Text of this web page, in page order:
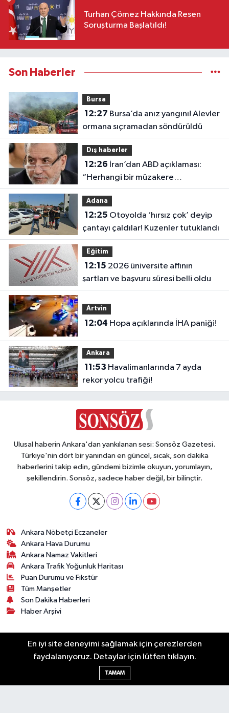
Turhan Çömez Hakkında Resen
Soruşturma Başlatıldı!
Son Haberler
Bursa
12:27
ormana sıçramadan söndürüldü
Dış haberler
12:26
“Herhangi bir müzakere
yürütmüyoruz”
Adana
12:25
çantayı çaldılar! Kuzenler tutuklandı
Eğitim
12:15
şartları ve başvuru süresi belli oldu
Artvin
12:04 Hopa açıklarında İHA paniği!
Ankara
11:53
rekor yolcu trafiği!
Ulusal haberin Ankara'dan yankılanan sesi: Sonsöz Gazetesi.
Türkiye'nin dört bir yanından en güncel, sıcak, son dakika
haberlerini takip edin, gündemi bizimle okuyun, yorumlayın,
şekillendirin. Sonsöz, sadece haber değil, bir bilinçtir.
Ankara Nöbetçi Eczaneler
Ankara Hava Durumu
Ankara Namaz Vakitleri
Ankara Trafik Yoğunluk Haritası
Puan Durumu ve Fikstür
Tüm Manşetler
Son Dakika Haberleri
Haber Arşivi
Künye Ekonomi Gündem Yazarlar
Spor
Sonsöz Özel
En iyi site deneyimi sağlamak için çerezlerden
faydalanıyoruz. Detaylar için lütfen tıklayın.
TAMAM